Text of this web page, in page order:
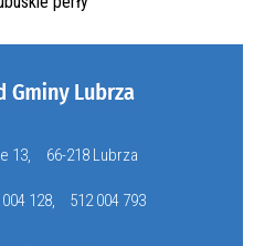
13, 66-218 Lubrza
128 512 004 793